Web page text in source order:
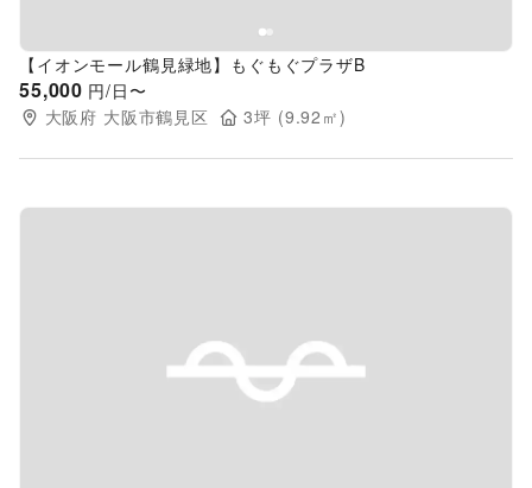
【イオンモール鶴見緑地】もぐもぐプラザB
55,000 円/日〜
大阪府 大阪市鶴見区 3坪 (9.92 ㎡)
Previous slide